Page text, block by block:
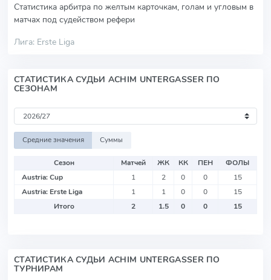
Статистика арбитра по желтым карточкам, голам и угловым в
матчах под судейством рефери
Лига: Erste Liga
СТАТИСТИКА СУДЬИ ACHIM UNTERGASSER ПО
СЕЗОНАМ
Средние значения Суммы
Сезон Матчей ЖК КК ПЕН
ФОЛЫ
Austria: Cup
1 2 0 0
15
Austria: Erste Liga
1 1 0 0
15
Итого
2 1.5 0 0 15
СТАТИСТИКА СУДЬИ ACHIM UNTERGASSER ПО
ТУРНИРАМ